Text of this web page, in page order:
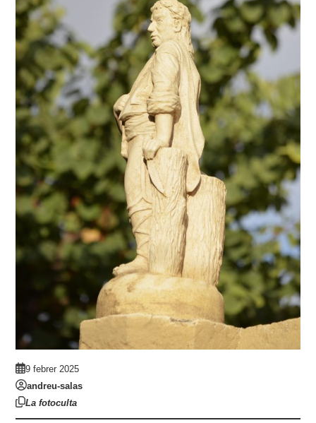
9 febrer 2025
andreu-salas
La fotoculta